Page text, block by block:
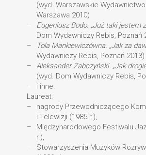
(wyd. Warszawskie
Warszawa 2010)
Eugeniusz Bodo. „Już taki jestem
Dom Wydawniczy Rebis, Poznań
Tola Mankiewiczówna. „Jak za
Wydawniczy Rebis, Poznań 2013)
Aleksander Żabczyński. „Jak
(wyd. Dom Wydawniczy Rebis,
i inne.
Laureat:
nagrody Przewodniczącego
i Telewizji (1985 r.),
Międzynarodowego Festiwalu
r.),
Stowarzyszenia Muzyków